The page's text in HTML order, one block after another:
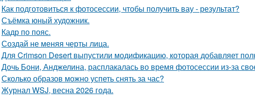
Как подготовиться к фотосессии, чтобы получить вау - результат?
Съёмка юный художник.
Кадр по пояс.
Создай не меняя черты лица.
Для Crimson Desert выпустили модификацию, которая добавляет
Дочь Бони, Анджелина, расплакалась во время фотосессии из-за
Сколько образов можно успеть снять за час?
Журнал WSJ, весна 2026 года.